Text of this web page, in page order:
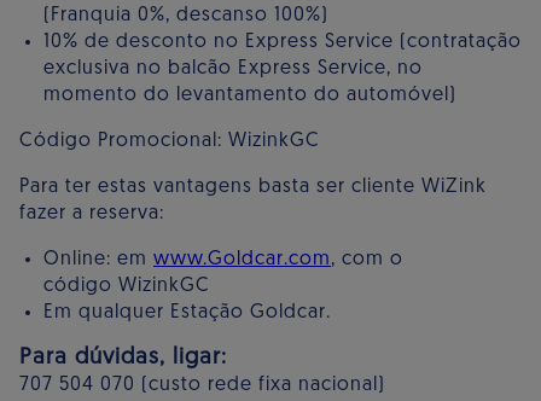
(Franquia 0%, descanso 100%)
10% de desconto no Express Service (contratação
exclusiva no balcão Express Service, no
momento do levantamento do automóvel)
Código Promocional: WizinkGC
Para ter estas vantagens basta ser cliente WiZink
fazer a reserva:
Online: em www.Goldcar.com, com o
código WizinkGC
Em qualquer Estação Goldcar.
Para dúvidas, ligar:
707 504 070 (custo rede fixa nacional)